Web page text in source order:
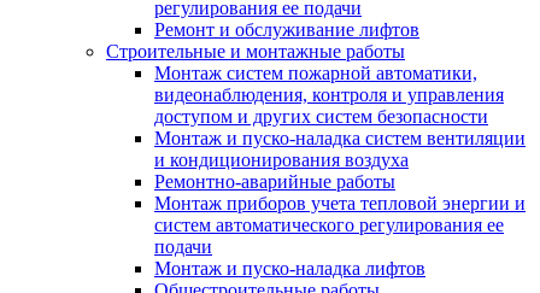
регулирования ее подачи
Ремонт и обслуживание лифтов
Строительные и монтажные работы
Монтаж систем пожарной автоматики,
видеонаблюдения, контроля и управления
доступом и других систем безопасности
Монтаж и пуско-наладка систем вентиляции
и кондиционирования воздуха
Ремонтно-аварийные работы
Монтаж приборов учета тепловой энергии и
систем автоматического регулирования ее
подачи
Монтаж и пуско-наладка лифтов